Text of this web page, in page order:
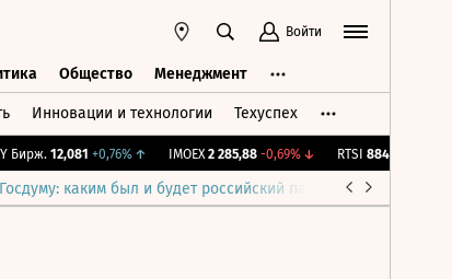
Войти
Общество Менеджмент
Инновации и технологии Техуспех
Бирж. 12,081 +0,76%↑ IMOEX 2 285,88 -0,69%↓ RTSI 884,56
каким был и будет российский парламент